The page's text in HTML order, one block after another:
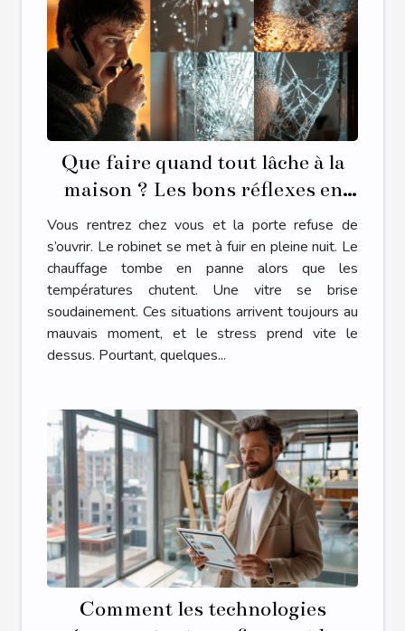
Que faire quand tout lâche à la
maison ? Les bons réflexes en
cas d’urgence plomberie,
serrurerie, chauffage ou vitrerie
Vous rentrez chez vous et la porte refuse de
s’ouvrir. Le robinet se met à fuir en pleine nuit. Le
chauffage tombe en panne alors que les
températures chutent. Une vitre se brise
soudainement. Ces situations arrivent toujours au
mauvais moment, et le stress prend vite le
dessus. Pourtant, quelques...
Comment les technologies